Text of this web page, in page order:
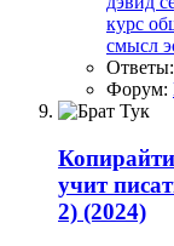
курс
смысл
Форум:
учит
2) (2024)